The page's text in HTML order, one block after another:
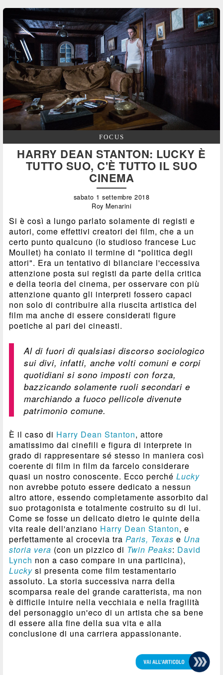
FOCUS
HARRY DEAN STANTON: LUCKY È
TUTTO SUO, C'È TUTTO IL SUO
CINEMA
sabato 1 settembre 2018
Roy Menarini
Si è così a lungo parlato solamente di registi e
autori, come effettivi creatori dei film, che a un
certo punto qualcuno (lo studioso francese Luc
Moullet) ha coniato il termine di "politica degli
attori". Era un tentativo di bilanciare l'eccessiva
attenzione posta sui registi da parte della critica
e della teoria del cinema, per osservare con più
attenzione quanto gli interpreti fossero capaci
non solo di contribuire alla riuscita artistica del
film ma anche di essere considerati figure
poetiche al pari dei cineasti.
Al di fuori di qualsiasi discorso sociologico
sui divi, infatti, anche volti comuni e corpi
quotidiani si sono imposti con forza,
bazzicando solamente ruoli secondari e
marchiando a fuoco pellicole divenute
patrimonio comune.
È il caso di Harry Dean Stanton, attore
amatissimo dai cinefili e figura di interprete in
grado di rappresentare sé stesso in maniera così
coerente di film in film da farcelo considerare
quasi un nostro conoscente. Ecco perchéLucky
non avrebbe potuto essere dedicato a nessun
altro attore, essendo completamente assorbito dal
suo protagonista e totalmente costruito su di lui.
Come se fosse un delicato dietro le quinte della
vita reale dell'anziano Harry Dean Stanton, e
perfettamente al crocevia traParis, Texas e Una
storia vera (con un pizzico di Twin Peaks: David
Lynch non a caso compare in una particina),
Lucky si presenta come film testamentario
assoluto. La storia successiva narra della
scomparsa reale del grande caratterista, ma non
è difficile intuire nella vecchiaia e nella fragilità
del personaggio un'eco di un artista che sa bene
di essere alla fine della sua vita e alla
conclusione di una carriera appassionante.